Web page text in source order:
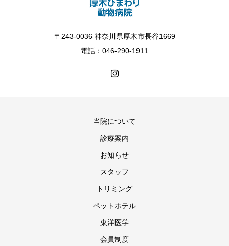
〒243-0036 神奈川県厚木市長谷1669
電話：046-290-1911
当院について
診療案内
お知らせ
スタッフ
トリミング
ペットホテル
東洋医学
会員制度